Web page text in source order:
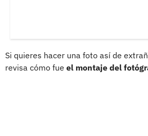
Si quieres hacer una foto así de
revisa cómo fue el montaje del